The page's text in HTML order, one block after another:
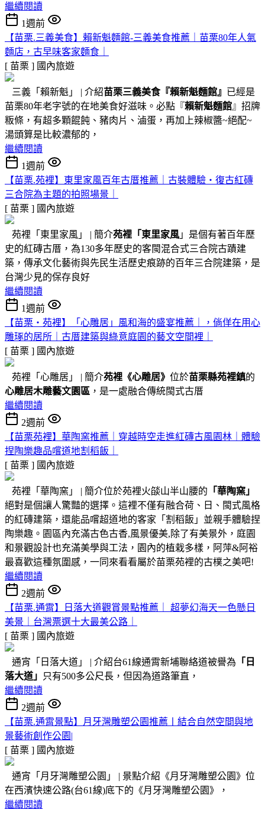
繼續閱讀
1週前
【苗栗.三義美食】賴新魁麵館-三義美食推薦｜苗栗80年人氣
麵店，古早味客家麵食｜
[ 苗栗 ] 國內旅遊
三義「賴新魁」 | 介紹苗栗三義美食『賴新魁麵館』 已經是
苗栗80年老字號的在地美食好滋味。必點『賴新魁麵館』招牌
粄條，有超多顆餛飩、豬肉片、滷蛋，再加上辣椒醬~絕配~
湯頭算是比較濃郁的，
繼續閱讀
1週前
【苗栗.苑裡】東里家風百年古厝推薦｜古裝體驗・復古紅磚
三合院為主題的拍照場景｜
[ 苗栗 ] 國內旅遊
苑裡「東里家風」 | 簡介苑裡「東里家風 」是個有著百年歷
史的紅磚古厝，為130多年歷史的客閩混合式三合院古蹟建
築，傳承文化藝術與先民生活歷史痕跡的百年三合院建築，是
台灣少見的保存良好
繼續閱讀
1週前
【苗栗・苑裡】「心雕居」風和海的盛宴推薦｜，倘佯在用心
雕琢的居所｜古厝建築與綠意庭園的藝文空間裡｜
[ 苗栗 ] 國內旅遊
苑裡「心雕居」 | 簡介苑裡 《心雕居》 位於苗栗縣苑裡鎮的
心雕居木雕藝文園區 ，是一處融合傳統閩式古厝
繼續閱讀
2週前
【苗栗苑裡】華陶窯推薦｜穿越時空走進紅磚古風園林｜體驗
捏陶樂趣品嚐道地割稻飯｜
[ 苗栗 ] 國內旅遊
苑裡「華陶窯」 | 簡介位於苑裡火燄山半山腰的 「華陶窯」
絕對是個讓人驚豔的選擇。這裡不僅有融合荷、日、閩式風格
的紅磚建築，還能品嚐超道地的客家「割稻飯」並親手體驗捏
陶樂趣。園區內充滿古色古香,風景優美,除了有美景外，庭園
和景觀設計也充滿美學與工法，園內的植栽多樣，阿萍&阿裕
最喜歡這種氛圍感，一同來看看屬於苗栗苑裡的古樸之美吧!
繼續閱讀
2週前
【苗栗.通霄】日落大道觀賞景點推薦｜ 超夢幻海天一色懸日
美景｜台灣票選十大最美公路｜
[ 苗栗 ] 國內旅遊
通宵「日落大道」 | 介紹台61線通霄新埔聯絡道被譽為 「日
落大道」
只有500多公尺長，但因為道路筆直，
繼續閱讀
2週前
【苗栗.通霄景點】月牙灣雕塑公園推薦〡結合自然空間與地
景藝術創作公園|
[ 苗栗 ] 國內旅遊
通宵「月牙灣雕塑公園」 | 景點介紹《月牙灣雕塑公園》位
在西濱快速公路(台61線)底下的《月牙灣雕塑公園》，
繼續閱讀